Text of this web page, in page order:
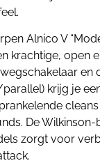
Alnico V
krachtige, open
en
krijg je
De
zorgt voor